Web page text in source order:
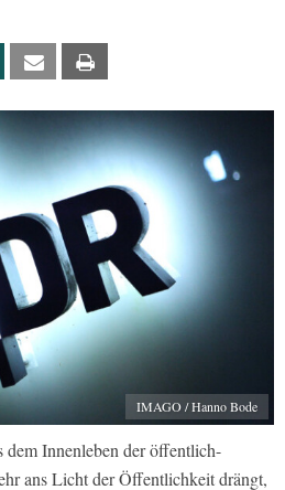
Xing Email
IMAGO / Hanno Bode
dem Innenleben der öffentlich-
ans Licht der Öffentlichkeit drängt,